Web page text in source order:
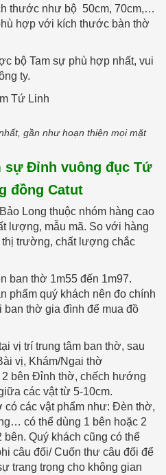
thước như bộ 50cm, 70cm,…
hợp với kích thước bàn thờ
bộ Tam sự phù hợp nhất, vui
ty.
gần như hoạn thiện mọi mặt
sự Đỉnh vuông đục Tứ
đồng Catut
Long thuộc nhóm hàng cao
lượng, mẫu mã. So với hàng
thị trường, chất lượng chắc
ban thờ 1m55 đến 1m97.
phẩm quý khách nên đo chính
ban thờ gia đình để mua đồ
vị trí trung tâm ban thờ, sau
vị, Khám/Ngai thờ
bên Đỉnh thờ, chếch hướng
các vật từ 5-10cm.
có các vật phẩm như: Đèn thờ,
có thể dùng 1 bên hoặc 2
Quý khách cũng có thể
câu đối/ Cuốn thư câu đối để
trang trọng cho không gian